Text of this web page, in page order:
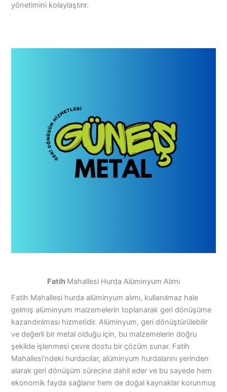
yönetimini kolaylaştırır.
Fatih Mahallesi Hurda Alüminyum Alımı
Fatih Mahallesi hurda alüminyum alımı, kullanılmaz hale
gelmiş alüminyum malzemelerin toplanarak geri dönüşüme
kazandırılması hizmetidir. Alüminyum, geri dönüştürülebilir
ve değerli bir metal olduğu için, bu malzemelerin doğru
şekilde işlenmesi çevre dostu bir çözüm sunar. Fatih
Mahallesi’ndeki hurdacılar, alüminyum hurdalarını yerinden
alarak geri dönüşüm sürecine dahil eder ve bu sayede hem
ekonomik fayda sağlanır hem de doğal kaynaklar korunmuş